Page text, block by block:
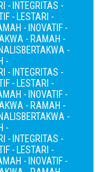
- INTEGRITAS -
- LESTARI -
- INOVATIF -
- RAMAH -
BERTAKWA -
-
- INTEGRITAS -
- LESTARI -
- INOVATIF -
- RAMAH -
BERTAKWA -
-
- INTEGRITAS -
- LESTARI -
- INOVATIF -